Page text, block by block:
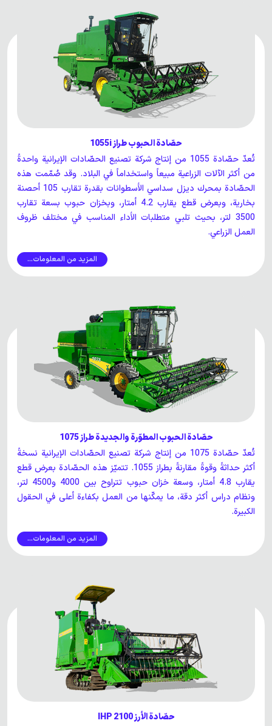
حصّادة الحبوب طراز 1055i
تُعدّ حصّادة 1055 من إنتاج شركة تصنيع الحصّادات الإيرانية واحدةً
من أكثر الآلات الزراعية مبيعاً واستخداماً في البلاد. وقد صُمّمت هذه
الحصّادة بمحرك ديزل سداسي الأسطوانات بقدرة تقارب 105 أحصنة
بخارية، وبعرض قطع يقارب 4.2 أمتار، وبخزان حبوب بسعة تقارب
3500 لتر، بحيث تلبي متطلبات الأداء المناسب في مختلف ظروف
العمل الزراعي.
المزيد من المعلومات...
حصّادة الحبوب المطوّرة والجديدة طراز 1075
تُعدّ حصّادة 1075 من إنتاج شركة تصنيع الحصّادات الإيرانية نسخةً
أكثر حداثةً وقوةً مقارنةً بطراز 1055. تتميّز هذه الحصّادة بعرض قطع
يقارب 4.8 أمتار، وسعة خزان حبوب تتراوح بين 4000 و4500 لتر،
ونظام دراس أكثر دقة، ما يمكّنها من العمل بكفاءة أعلى في الحقول
الكبيرة.
المزيد من المعلومات...
حصّادة الأرز IHP 2100